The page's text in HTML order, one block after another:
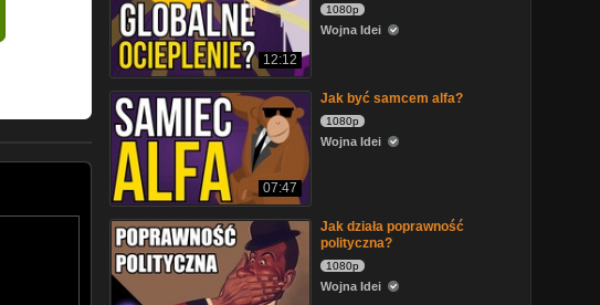
12:12
1080p
Wojna Idei
07:47
Jak być samcem alfa?
1080p
Wojna Idei
Jak działa poprawność
polityczna?
1080p
Wojna Idei